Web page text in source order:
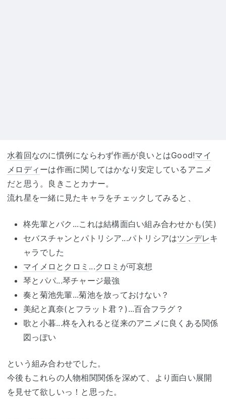
水着回なのに慣例にならわず作画が良いとはGood!マイ
メロディ ーは作画に関してはかなり安定しているアニメ
だと思う。良きことカナー。
流れ星を一緒に見たキャラをチェックしてみると、
柊先輩とバク...これは結構面白い組み合わせかも(笑)
セバスチャンとパトリシア...パトリシアはツンデレキ
ャラでした
マイメロ と クロミ ...クロミ が可哀想
琴とパパ...琴チャージ最強
奏と菊池先輩...菊池を放っておけない？
美紀と真奈(とフラット君？)...百合フラグ？
歌と小暮...柊を入れると従来のアニメに良くある関係
図っぽい
という組み合わせでした。
今後もこれらの人物相関関係を深めて、より面白い展開
を見せて欲しいっ！と思った。